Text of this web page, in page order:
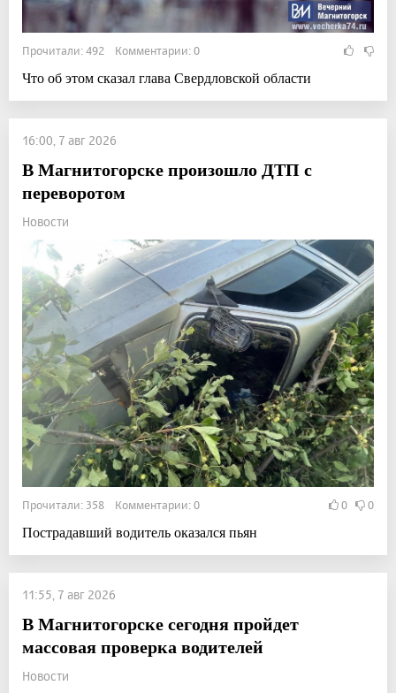
Прочитали: 492 Комментарии: 0
Что об этом сказал глава Свердловской области
16:00, 7 авг 2026
В Магнитогорске произошло ДТП с
переворотом
Новости
Прочитали: 358 Комментарии: 0 0 0
Пострадавший водитель оказался пьян
11:55, 7 авг 2026
В Магнитогорске сегодня пройдет
массовая проверка водителей
Новости